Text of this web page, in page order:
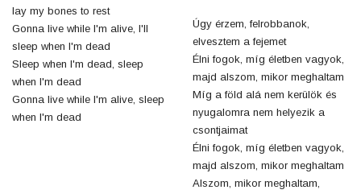
lay my bones to rest
Gonna live while I'm alive, I'll
sleep when I'm dead
Sleep when I'm dead, sleep
when I'm dead
Gonna live while I'm alive, sleep
when I'm dead
Úgy érzem, felrobbanok,
elvesztem a fejemet
Élni fogok, míg életben vagyok,
majd alszom, mikor meghaltam
Míg a föld alá nem kerülök és
nyugalomra nem helyezik a
csontjaimat
Élni fogok, míg életben vagyok,
majd alszom, mikor meghaltam
Alszom, mikor meghaltam,